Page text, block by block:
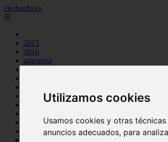
Utilizamos cookies
Usamos cookies y otras
anuncios adecuados, para
elesbardu.es
☰
2015
2016
argentina
cocina casera
comidas
huevos
mariscos